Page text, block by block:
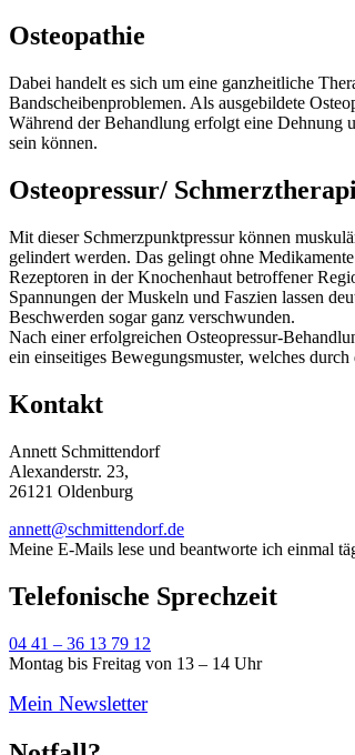
Osteopathie
Dabei handelt es sich um eine ganzheitliche
Bandscheibenproblemen. Als ausgebildete
Während der Behandlung erfolgt eine Dehnung
sein können.
Osteopressur/
Mit dieser Schmerzpunktpressur können
gelindert werden. Das gelingt ohne
Rezeptoren in der Knochenhaut betroffener
Spannungen der Muskeln und Faszien lassen
Beschwerden sogar ganz verschwunden.
Nach einer erfolgreichen Osteopressur-
ein einseitiges Bewegungsmuster, welches
Kontakt
Annett Schmittendorf
Alexanderstr. 23,
26121 Oldenburg
annett@schmittendorf.de
Meine E-Mails lese und beantworte ich einmal
Telefonische Sprechzeit
04 41 – 36 13 79 12
Montag bis Freitag von 13 – 14 Uhr
Mein Newsletter